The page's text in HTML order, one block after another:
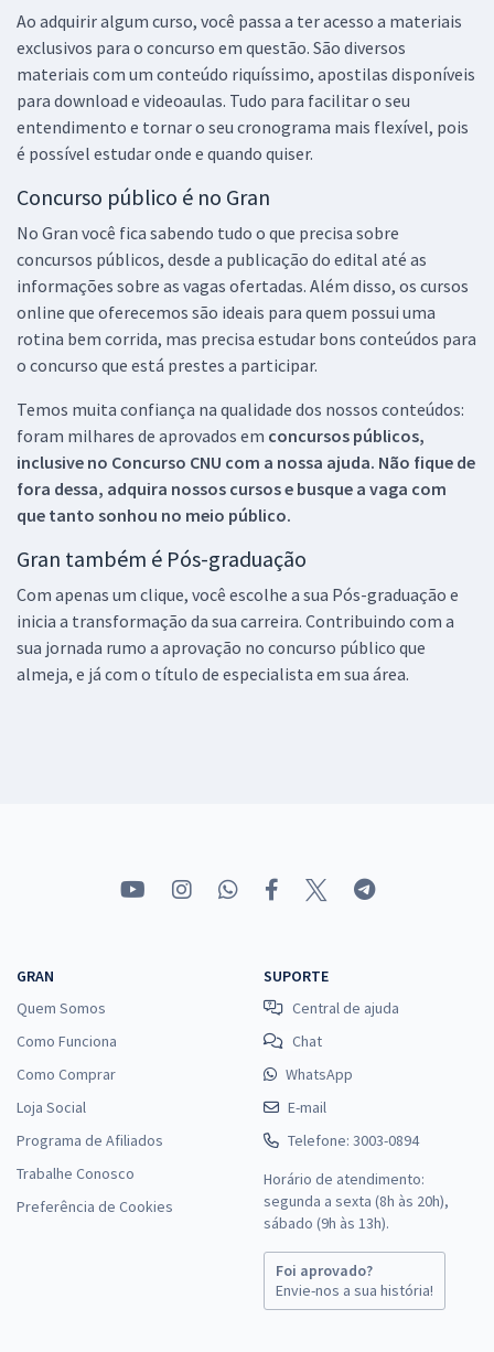
Ao adquirir algum curso, você passa a ter acesso a materiais
exclusivos para o concurso em questão. São diversos
materiais com um conteúdo riquíssimo, apostilas disponíveis
para download e videoaulas. Tudo para facilitar o seu
entendimento e tornar o seu cronograma mais flexível, pois
é possível estudar onde e quando quiser.
Concurso público é no Gran
No Gran você fica sabendo tudo o que precisa sobre
concursos públicos, desde a publicação do edital até as
informações sobre as vagas ofertadas. Além disso, os cursos
online que oferecemos são ideais para quem possui uma
rotina bem corrida, mas precisa estudar bons conteúdos para
o concurso que está prestes a participar.
Temos muita confiança na qualidade dos nossos conteúdos:
foram milhares de aprovados em concursos públicos,
inclusive no Concurso CNU com a nossa ajuda. Não fique de
fora dessa, adquira nossos cursos e busque a vaga com
que tanto sonhou no meio público.
Gran também é Pós-graduação
Com apenas um clique, você escolhe a sua Pós-graduação e
inicia a transformação da sua carreira. Contribuindo com a
sua jornada rumo a aprovação no concurso público que
almeja, e já com o título de especialista em sua área.
GRAN
Quem Somos
Como Funciona
Como Comprar
Loja Social
Programa de Afiliados
Trabalhe Conosco
Preferência de Cookies
SUPORTE
Central de ajuda
Chat
WhatsApp
E-mail
Telefone: 3003-0894
Horário de atendimento:
segunda a sexta (8h às 20h),
sábado (9h às 13h).
Foi aprovado?
Envie-nos a sua história!